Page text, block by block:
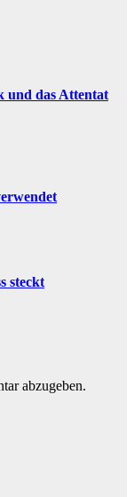
und das Attentat
steckt
abzugeben.